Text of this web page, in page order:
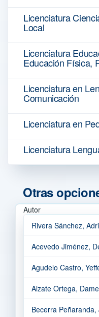
Licenciatura
Local
Licenciatura
Educación Física,
Licenciatura en
Comunicación
Licenciatura en
Licenciatura
Otras
Autor
Rivera Sánchez,
Acevedo Jiménez,
Agudelo Castro,
Alzate Ortega,
Becerra